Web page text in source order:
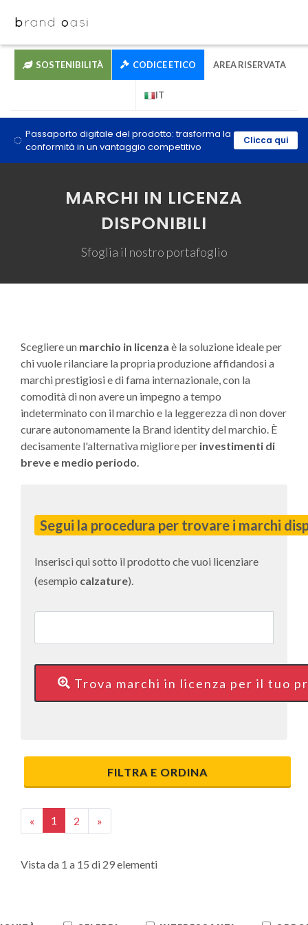
SOSTENIBILITÀ CODICE ETICO AREA RISERVATA
IT
Passaporto digitale del prodotto: trasforma la
conformità in un vantaggio competitivo
Clicca qui
MARCHI IN LICENZA
DISPONIBILI
Sfoglia il nostro portafoglio
Scegliere un marchio in licenza è la soluzione ideale per
chi vuole rilanciare la propria produzione affidandosi a
marchi prestigiosi e di fama internazionale, con la
comodità di non avere un impegno a tempo
indeterminato con il marchio e la leggerezza di non dover
curare autonomamente la Brand identity del marchio. È
decisamente l'alternativa migliore per investimenti di
breve e medio periodo.
Segui la procedura per trovare i marchi
Inserisci qui sotto il prodotto che vuoi licenziare
(esempio calzature).
Trova marchi in licenza per il tuo
FILTRA E ORDINA
« 1 2 »
Vista da 1 a 15 di 29 elementi